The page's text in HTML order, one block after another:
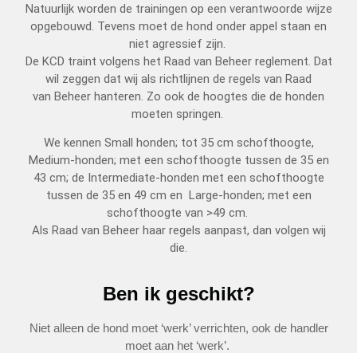
Natuurlijk worden de trainingen op een verantwoorde wijze
opgebouwd. Tevens moet de hond onder appel staan en
niet agressief zijn.
De KCD traint volgens het Raad van Beheer reglement. Dat
wil zeggen dat wij als richtlijnen de regels van Raad
van Beheer hanteren. Zo ook de hoogtes die de honden
moeten springen.
We kennen Small honden; tot 35 cm schofthoogte,
Medium-honden; met een schofthoogte tussen de 35 en
43 cm; de Intermediate-honden met een schofthoogte
tussen de 35 en 49 cm en Large-honden; met een
schofthoogte van >49 cm.
Als Raad van Beheer haar regels aanpast, dan volgen wij
die.
Ben ik geschikt?
Niet alleen de hond moet ‘werk’ verrichten, ook de handler
moet aan het ‘werk’.